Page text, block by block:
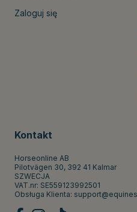
Zaloguj się
Kontakt
Horseonline AB
Pilotvägen 30, 392 41 Kalmar
SZWECJA
VAT.nr: SE559123992501
Obsługa Klienta: